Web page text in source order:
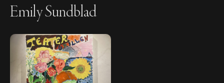
Emily Sundblad